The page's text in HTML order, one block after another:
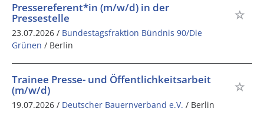
Pressereferent*in (m/w/d) in der
Pressestelle
23.07.2026 / Bundestagsfraktion Bündnis 90/Die
Grünen / Berlin
Trainee Presse- und Öffentlichkeitsarbeit
(m/w/d)
19.07.2026 / Deutscher Bauernverband e.V. / Berlin